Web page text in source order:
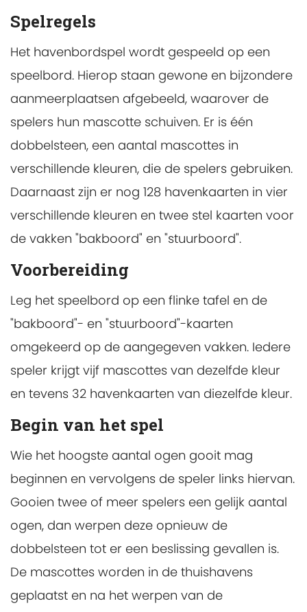
Spelregels
Het havenbordspel wordt gespeeld op een
speelbord. Hierop staan gewone en bijzondere
aanmeerplaatsen afgebeeld, waarover de
spelers hun mascotte schuiven. Er is één
dobbelsteen, een aantal mascottes in
verschillende kleuren, die de spelers gebruiken.
Daarnaast zijn er nog 128 havenkaarten in vier
verschillende kleuren en twee stel kaarten voor
de vakken "bakboord" en "stuurboord".
Voorbereiding
Leg het speelbord op een flinke tafel en de
"bakboord"- en "stuurboord"-kaarten
omgekeerd op de aangegeven vakken. Iedere
speler krijgt vijf mascottes van dezelfde kleur
en tevens 32 havenkaarten van diezelfde kleur.
Begin van het spel
Wie het hoogste aantal ogen gooit mag
beginnen en vervolgens de speler links hiervan.
Gooien twee of meer spelers een gelijk aantal
ogen, dan werpen deze opnieuw de
dobbelsteen tot er een beslissing gevallen is.
De mascottes worden in de thuishavens
geplaatst en na het werpen van de